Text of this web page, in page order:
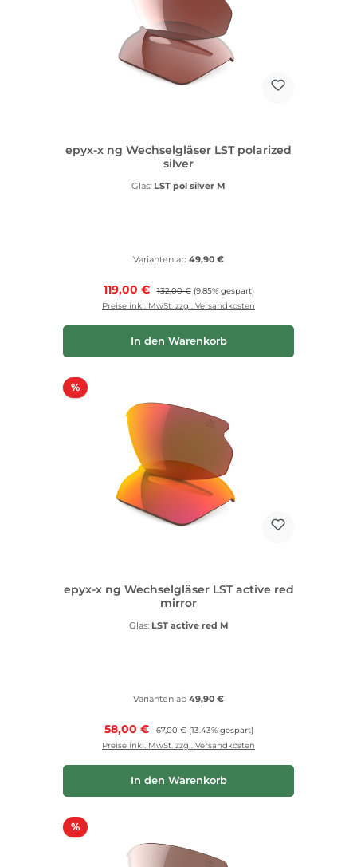
epyx-x ng Wechselgläser LST polarized
silver
Glas: LST pol silver M
Varianten ab 49,90 €
Verkaufspreis:
119,00 € Regulärer Preis:
132,00 € (9.85% gespart)
Preise inkl. MwSt. zzgl. Versandkosten
In den Warenkorb
%Rabatt
epyx-x ng Wechselgläser LST active red
mirror
Glas: LST active red M
Varianten ab 49,90 €
Verkaufspreis:
58,00 € Regulärer Preis:
67,00 € (13.43% gespart)
Preise inkl. MwSt. zzgl. Versandkosten
In den Warenkorb
%Rabatt